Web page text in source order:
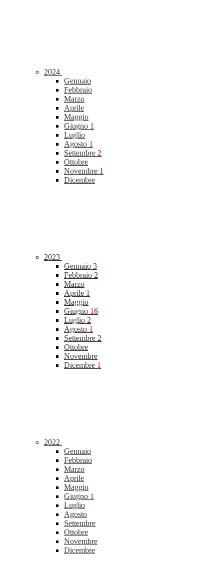
2024
Gennaio
Febbraio
Marzo
Aprile
Maggio
Giugno 1
Luglio
Agosto 1
Settembre 2
Ottobre
Novembre 1
Dicembre
2023
Gennaio 3
Febbraio 2
Marzo
Aprile 1
Maggio
Giugno 16
Luglio 2
Agosto 1
Settembre 2
Ottobre
Novembre
Dicembre 1
2022
Gennaio
Febbraio
Marzo
Aprile
Maggio
Giugno 1
Luglio
Agosto
Settembre
Ottobre
Novembre
Dicembre